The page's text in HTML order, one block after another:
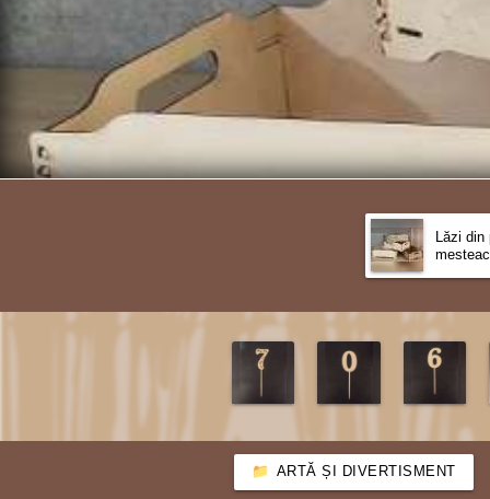
Lăzi din
ARTĂ ȘI DIVERTISMENT